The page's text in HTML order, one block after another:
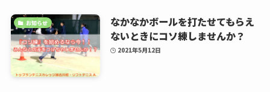
お知らせ
なかなかボールを打たせてもらえ
ないときにコソ練しませんか？
2021年5月12日